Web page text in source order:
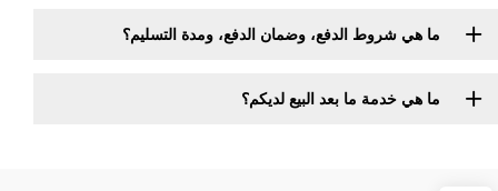
ما هي شروط الدفع، وضمان الدفع، ومدة التسليم؟
ما هي خدمة ما بعد البيع لديكم؟